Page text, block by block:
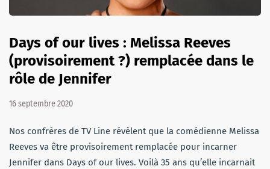
Days of our lives : Melissa Reeves
(provisoirement ?) remplacée dans le
rôle de Jennifer
16 septembre 2020
Nos confrères de TV Line révèlent que la comédienne Melissa
Reeves va être provisoirement remplacée pour incarner
Jennifer dans Days of our lives. Voilà 35 ans qu’elle incarnait